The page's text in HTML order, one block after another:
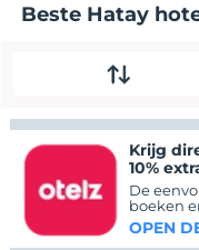
Beste Hatay
Krijg
10%
De
boeken
OPEN